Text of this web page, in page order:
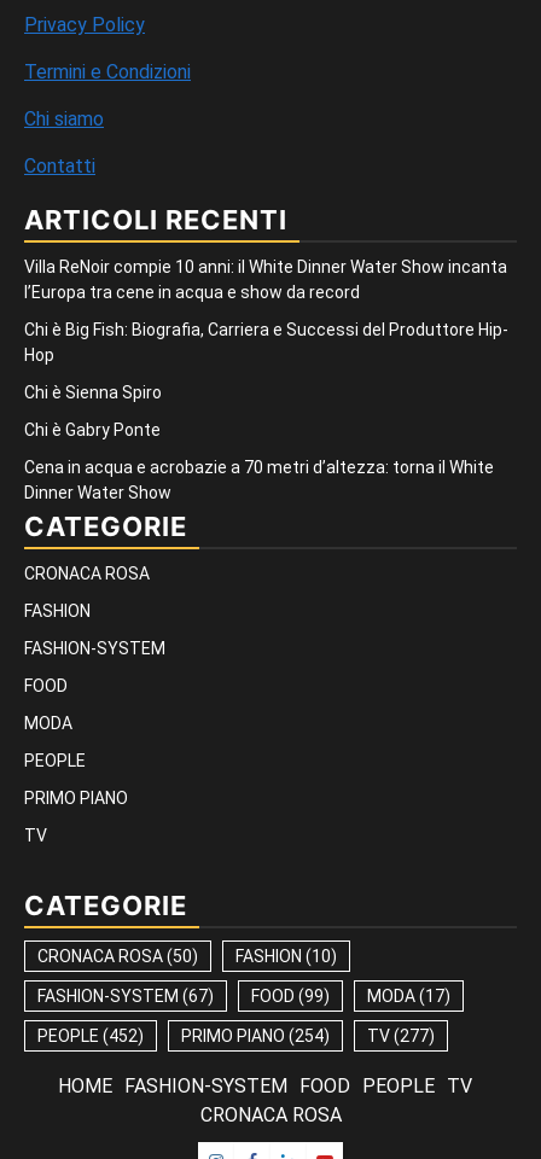
Privacy Policy
Termini e Condizioni
Chi siamo
Contatti
ARTICOLI RECENTI
Villa ReNoir compie 10 anni: il White Dinner Water Show incanta
l’Europa tra cene in acqua e show da record
Chi è Big Fish: Biografia, Carriera e Successi del Produttore Hip-
Hop
Chi è Sienna Spiro
Chi è Gabry Ponte
Cena in acqua e acrobazie a 70 metri d’altezza: torna il White
Dinner Water Show
CATEGORIE
CRONACA ROSA
FASHION
FASHION-SYSTEM
FOOD
MODA
PEOPLE
PRIMO PIANO
TV
CATEGORIE
CRONACA ROSA(50) FASHION (10)
FASHION-SYSTEM (67) FOOD (99) MODA(17)
PEOPLE (452) PRIMO PIANO (254) TV(277)
HOME FASHION-SYSTEM FOOD PEOPLE
TV
CRONACA ROSA